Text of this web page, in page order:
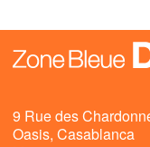
9 Rue des
Oasis, Casablanca